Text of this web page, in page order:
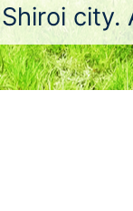
city.